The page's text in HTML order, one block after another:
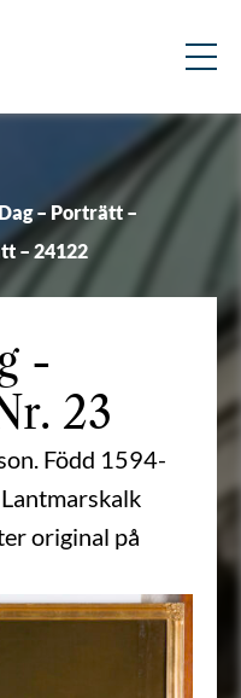
– Porträtt –
– 24122
-
23
Född 1594-
original på